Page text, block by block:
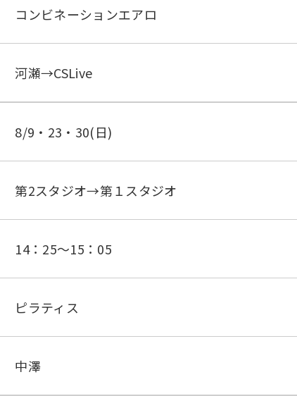
コンビネーションエアロ
河瀬→CSLive
8/9・23・30(日)
第2スタジオ→第１スタジオ
14：25～15：05
ピラティス
中澤